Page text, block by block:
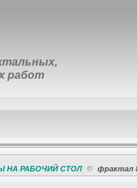
работ
НА РАБОЧИЙ СТОЛ фрактал